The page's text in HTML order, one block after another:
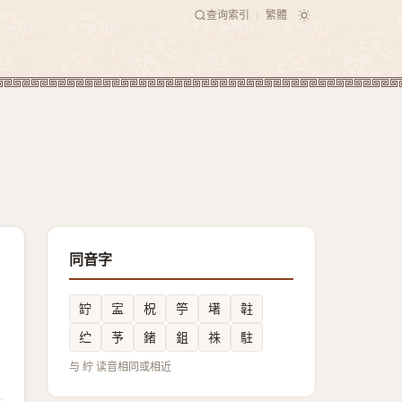
查询索引 繁體
同音字
䍆 㿾 柷 䇡 墸
䪒
纻
芧 鍺 鉏 祩 駐
与 紵 读音相同或相近